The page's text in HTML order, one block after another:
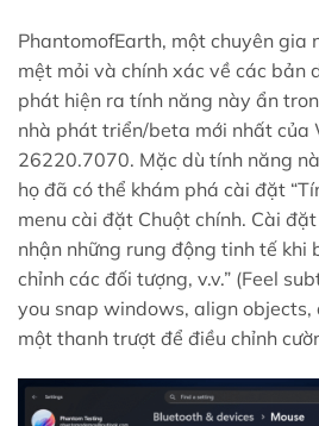
PhantomofEarth, một chuyên gia
mệt mỏi và chính xác về các bản
phát hiện ra tính năng này ẩn
nhà phát triển/beta mới nhất của
26220.7070. Mặc dù tính năng
họ đã có thể khám phá cài đặt
menu cài đặt Chuột chính. Cài
nhận những rung động tinh tế khi
chỉnh các đối tượng, v.v.” (Feel
you snap windows, align objects,
một thanh trượt để điều chỉnh